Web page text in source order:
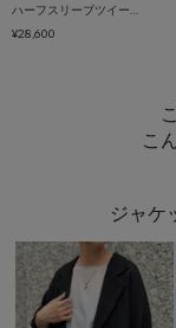
¥28,600
こ
ジャケ